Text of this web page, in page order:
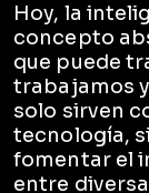
Hoy, la
concepto
que puede
trabajamos
solo sirven
tecnología,
fomentar el
entre